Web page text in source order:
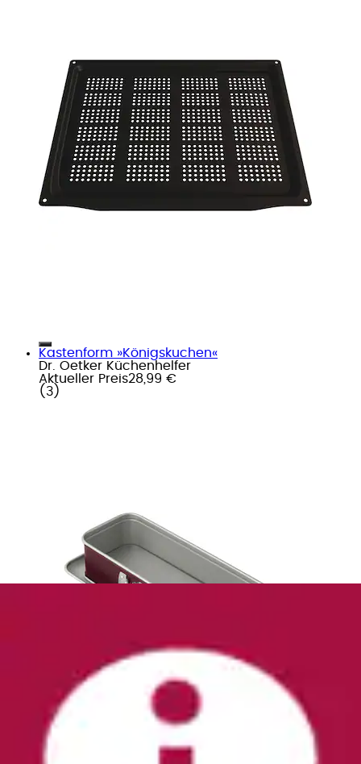
Kastenform »Königskuchen«
Dr. Oetker Küchenhelfer
Aktueller Preis28,99 €
( 3 )